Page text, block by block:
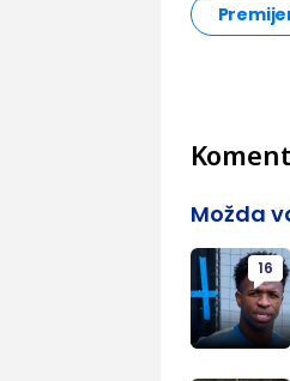
Možda
16